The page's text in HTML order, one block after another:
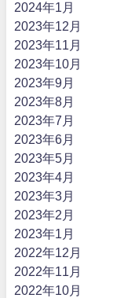
2024年1月
2023年12月
2023年11月
2023年10月
2023年9月
2023年8月
2023年7月
2023年6月
2023年5月
2023年4月
2023年3月
2023年2月
2023年1月
2022年12月
2022年11月
2022年10月